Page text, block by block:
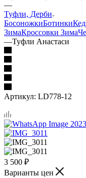
—
Туфли, Дерби
БосоножкиБотинки
ЗимаКроссовки Зима
—Туфли Анастаси
Артикул: LD778-12
3 500 ₽
Варианты цен